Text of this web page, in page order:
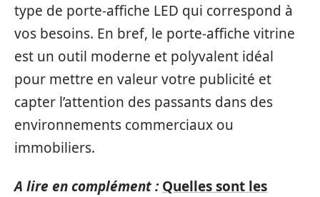
type de porte-affiche LED qui correspond à
vos besoins. En bref, le porte-affiche vitrine
est un outil moderne et polyvalent idéal
pour mettre en valeur votre publicité et
capter l’attention des passants dans des
environnements commerciaux ou
immobiliers.
A lire en complément : Quelles sont les